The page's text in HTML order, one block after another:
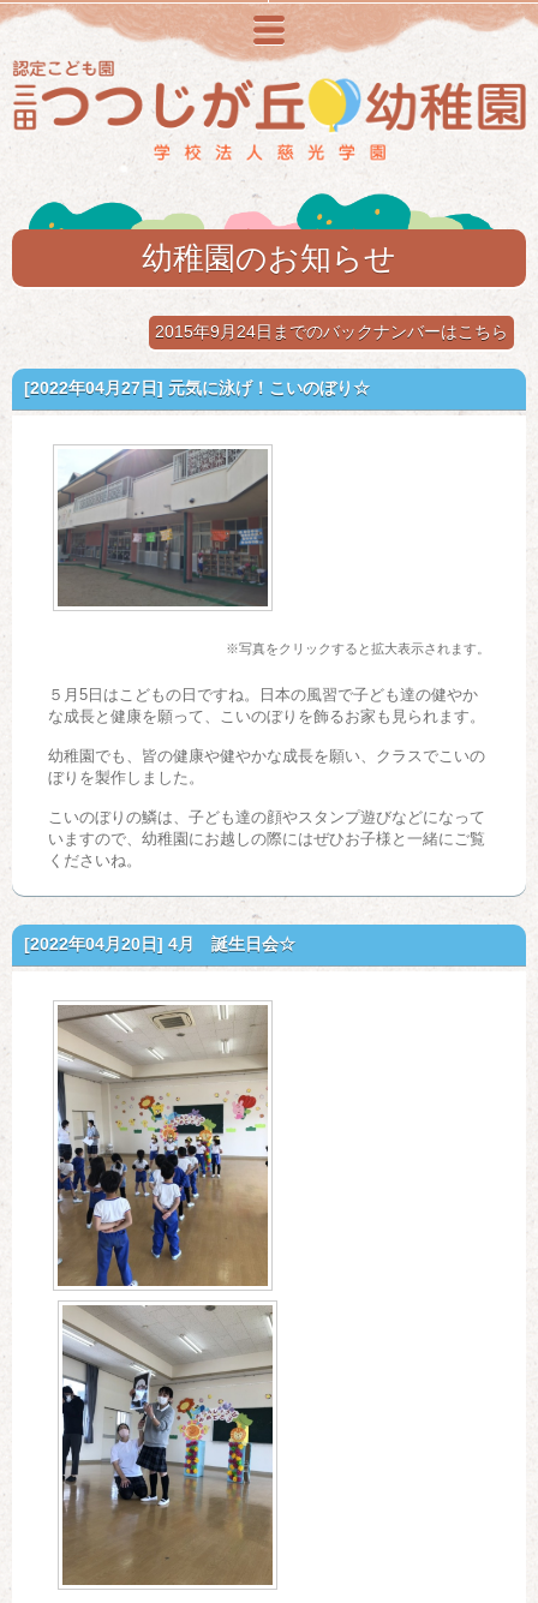
メニュー
幼稚園のお知らせ
2015年9月24日までのバックナンバーはこちら
[2022年04月27日] 元気に泳げ！こいのぼり☆
※写真をクリックすると拡大表示されます。
５月5日はこどもの日ですね。日本の風習で子ども達の健やか
な成長と健康を願って、こいのぼりを飾るお家も見られます。
幼稚園でも、皆の健康や健やかな成長を願い、クラスでこいの
ぼりを製作しました。
こいのぼりの鱗は、子ども達の顔やスタンプ遊びなどになって
いますので、幼稚園にお越しの際にはぜひお子様と一緒にご覧
くださいね。
[2022年04月20日] 4月 誕生日会☆